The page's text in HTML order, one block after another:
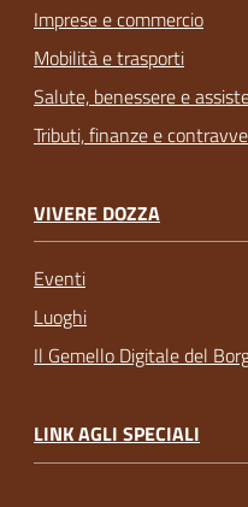
Imprese e commercio
Mobilità e trasporti
Salute, benessere e
Tributi, finanze e
VIVERE DOZZA
Eventi
Luoghi
Il Gemello Digitale del
LINK AGLI SPECIALI